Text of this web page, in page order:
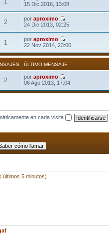
1
15 Dic 2016, 13:08
2 poraproximo
24 Dic 2013, 02:25
1 poraproximo
22 Nov 2014, 23:00
ÚLTIMO MENSAJE
2 poraproximo
06 Ago 2013, 17:04
en cada visita
últimos 5 minutos)